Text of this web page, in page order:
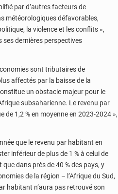
par d’autres facteurs de
météorologiques défavorables,
la violence et les conflits »,
dernières perspectives
sont tributaires de
affectés par la baisse de la
un obstacle majeur pour le
subsaharienne. Le revenu par
1,2 % en moyenne en 2023-2024 »,
que le revenu par habitant en
inférieur de plus de 1 % à celui de
dans près de 40 % des pays, y
de la région – l’Afrique du Sud,
habitant n’aura pas retrouvé son